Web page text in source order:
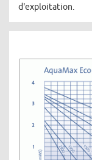
d'exploitation.